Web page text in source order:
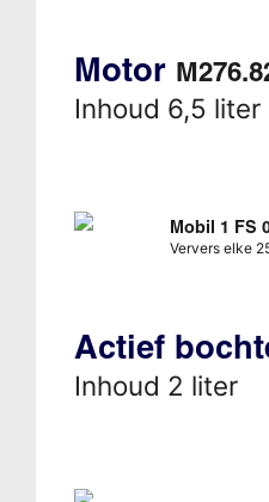
Motor
Inhoud 6,5 liter
Mobil 1 FS
Ververs elke
Actief
Inhoud 2 liter